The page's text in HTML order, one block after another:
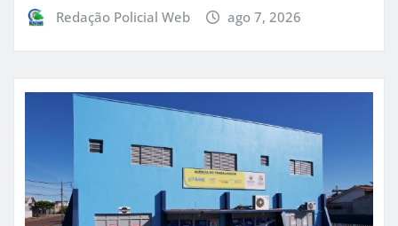
Redação Policial Web ago 7, 2026